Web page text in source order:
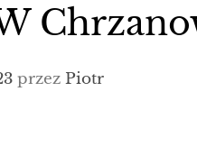
przez Piotr